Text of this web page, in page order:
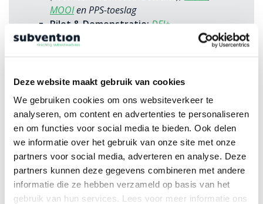
Deze website maakt gebruik van cookies
We gebruiken cookies om ons websiteverkeer te
analyseren, om content en advertenties te personaliseren
en om functies voor social media te bieden. Ook delen
we informatie over het gebruik van onze site met onze
partners voor social media, adverteren en analyse. Deze
partners kunnen deze gegevens combineren met andere
informatie die ze hebben verzameld op basis van het
gebruik van hun services. Lees voor meer informatie ons
MOOIen PPS-toeslag
Pilot & Demonstratie:DEI+
Ontdek welke regeling bij jouw innovatie past.
Vraag naar jouw
subsidiemogelijkheden